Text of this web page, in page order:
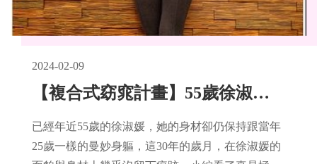
2024-02-09
【複合式窈窕計畫】55歲徐淑媛 身材保持25歲的秘訣!
已經年近55歲的徐淑媛，她的身材卻仍保持跟當年
25歲一樣的曼妙身軀，這30年的歲月，在徐淑媛的